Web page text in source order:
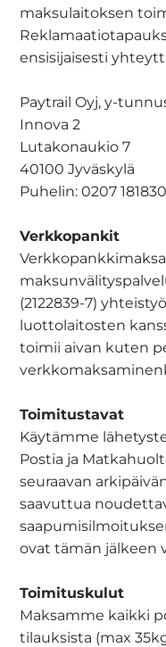
maksulaitoksen
ensisijaisesti
Paytrail Oyj, y-
Innova 2
Lutakonaukio 7
40100 Jyväskylä
Puhelin: 0207 181830
Verkkopankit
(2122839-7)
luottolaitosten
toimii aivan kuten
Toimitustavat
Käytämme
Postia ja
seuraavan
saavuttua
ovat tämän jälkeen
Toimituskulut
Maksamme kaikki
tilauksista (max